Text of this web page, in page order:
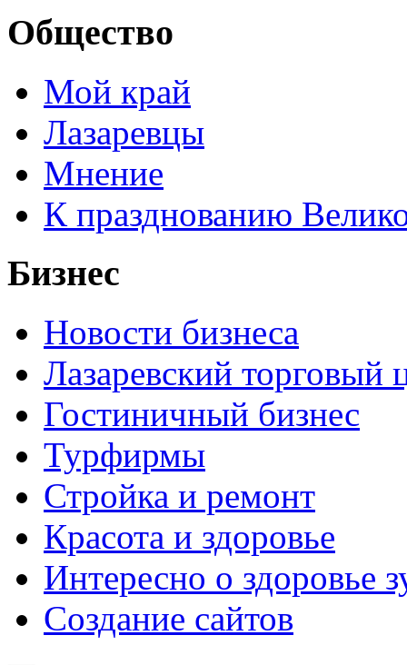
Общество
Мой край
Лазаревцы
Мнение
К празднованию
Бизнес
Новости бизнеса
Лазаревский торговый
Гостиничный бизнес
Турфирмы
Стройка и ремонт
Красота и здоровье
Интересно о здоровье
Создание сайтов